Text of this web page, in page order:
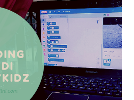
aku berasumsi bahwa diluar sana
bertanya-tanya soal ini. Bukankah
dikit tanya Mbah Google. Ya kan?!
nama sebenarnya) sedang mencari
lalu ternyata artikel yang kutulis
bukan? Salah satu artikel pertama
Buku untuk Bayi - Gimana Caranya? ”